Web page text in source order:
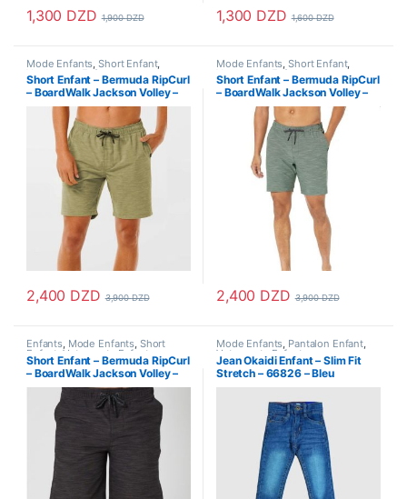
1,300 DZD 1,900DZD
Ce produit a plusieurs variations. Les options peuvent être
1,300 DZD 1,600DZD
Ce produit a plusieurs
Mode Enfants ,Short Enfant,
Vetements Enfants
Short Enfant – Bermuda RipCurl
– BoardWalk Jackson Volley –
Dark Khaki
2,400 DZD 3,900DZD
Ce produit a plusieurs variations. Les options peuvent être
Mode Enfants ,Short Enfant,
Vetements Enfants
Short Enfant – Bermuda RipCurl
– BoardWalk Jackson Volley –
Dark Olive
2,400 DZD 3,900DZD
Ce produit a plusieurs
Enfants, Mode Enfants, Short
Enfant,Vetements Enfants
Short Enfant – Bermuda RipCurl
– BoardWalk Jackson Volley –
Noir
Mode Enfants, Pantalon Enfant,
Vetements Enfants
Jean Okaidi Enfant – Slim Fit
Stretch – 66826 – Bleu